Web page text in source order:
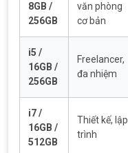
8GB /
256GB
văn phòng
cơ bản
i5 /
16GB /
256GB
Freelancer,
đa nhiệm
i7 /
16GB /
512GB
Thiết kế, lập
trình